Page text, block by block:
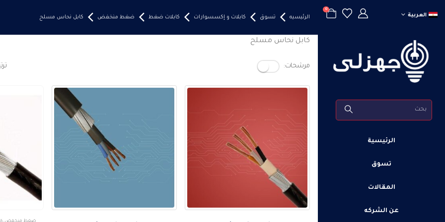
العربية
0
الرئيسية
تسوق
المقالات
عن الشركه
الرئيسيه تسوق كابلات و إكسسوارات كابلات ضغط ضغط منخفض كابل نحاس مسلح
كابل نحاس مسلح
مرشحات: